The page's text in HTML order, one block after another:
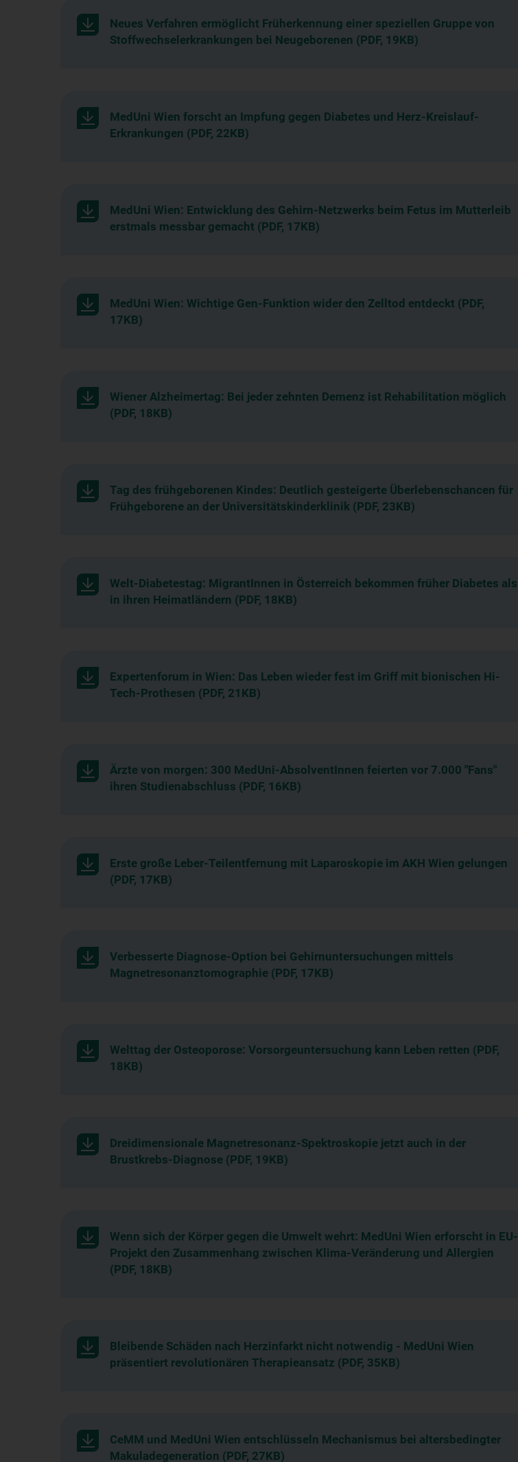
Neues Verfahren ermöglicht Früherkennung einer speziellen Gruppe von
Stoffwechselerkrankungen bei Neugeborenen (PDF, 19KB)
MedUni Wien forscht an Impfung gegen Diabetes und Herz-Kreislauf-
Erkrankungen (PDF, 22KB)
MedUni Wien: Entwicklung des Gehirn-Netzwerks beim Fetus im Mutterleib
erstmals messbar gemacht (PDF, 17KB)
MedUni Wien: Wichtige Gen-Funktion wider den Zelltod entdeckt (PDF,
17KB)
Wiener Alzheimertag: Bei jeder zehnten Demenz ist Rehabilitation möglich
(PDF, 18KB)
Tag des frühgeborenen Kindes: Deutlich gesteigerte Überlebenschancen für
Frühgeborene an der Universitätskinderklinik (PDF, 23KB)
Welt-Diabetestag: MigrantInnen in Österreich bekommen früher Diabetes als
in ihren Heimatländern (PDF, 18KB)
Expertenforum in Wien: Das Leben wieder fest im Griff mit bionischen Hi-
Tech-Prothesen (PDF, 21KB)
Ärzte von morgen: 300 MedUni-AbsolventInnen feierten vor 7.000 "Fans"
ihren Studienabschluss (PDF, 16KB)
Erste große Leber-Teilentfernung mit Laparoskopie im AKH Wien gelungen
(PDF, 17KB)
Verbesserte Diagnose-Option bei Gehirnuntersuchungen mittels
Magnetresonanztomographie (PDF, 17KB)
Welttag der Osteoporose: Vorsorgeuntersuchung kann Leben retten (PDF,
18KB)
Dreidimensionale Magnetresonanz-Spektroskopie jetzt auch in der
Brustkrebs-Diagnose (PDF, 19KB)
Wenn sich der Körper gegen die Umwelt wehrt: MedUni Wien erforscht in EU-
Projekt den Zusammenhang zwischen Klima-Veränderung und Allergien
(PDF, 18KB)
Bleibende Schäden nach Herzinfarkt nicht notwendig - MedUni Wien
präsentiert revolutionären Therapieansatz (PDF, 35KB)
CeMM und MedUni Wien entschlüsseln Mechanismus bei altersbedingter
Makuladegeneration (PDF, 27KB)